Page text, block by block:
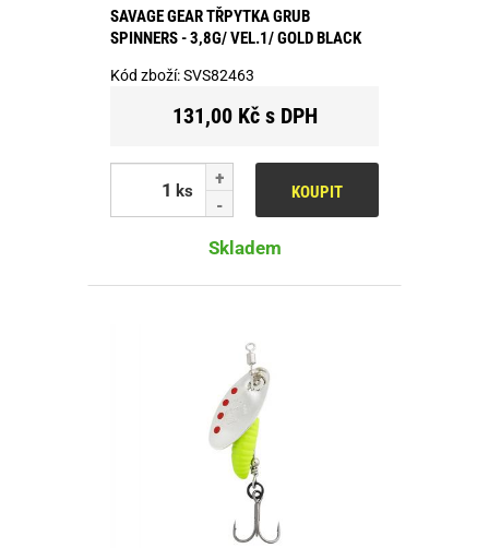
SAVAGE GEAR TŘPYTKA GRUB
SPINNERS - 3,8G/ VEL.1/ GOLD BLACK
Kód zboží:SVS82463
131,00 Kč s DPH
ks KOUPIT
Skladem